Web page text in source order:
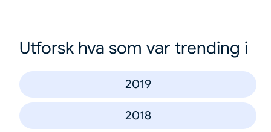
Utforsk hva som var trending i
2019
2018